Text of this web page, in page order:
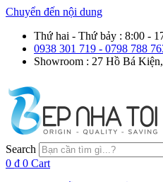
Chuyển đến nội dung
Thứ hai - Thứ bảy : 8:00 -
0938 301 719 - 0798 788
Showroom : 27 Hồ Bá
Search
0 ₫ 0 Cart